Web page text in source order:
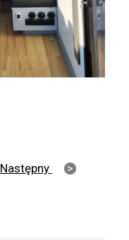
Następny